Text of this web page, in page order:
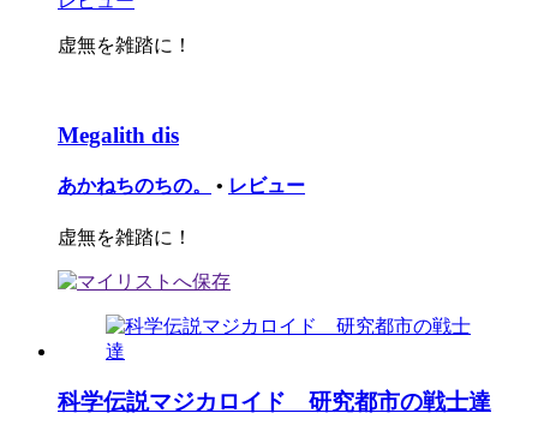
虚無を雑踏に！
Megalith dis
あかねちのちの。 • レビュー
虚無を雑踏に！
科学伝説マジカロイド 研究都市の戦士達